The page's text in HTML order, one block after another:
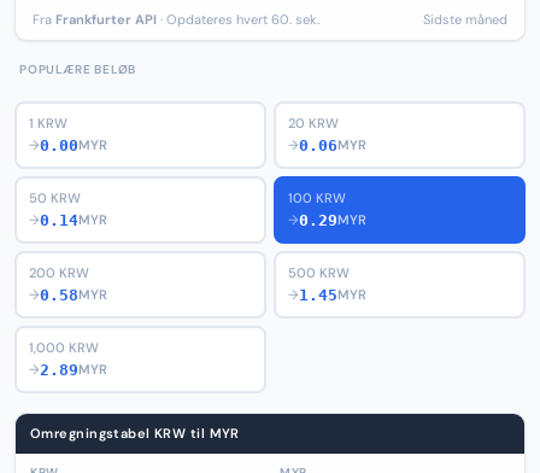
Fra Frankfurter API · Opdateres hvert 60. sek. Sidste måned
POPULÆRE BELØB
1 KRW
→0.00MYR
20 KRW
→0.06MYR
50 KRW
→0.14MYR
100 KRW
→0.29MYR
200 KRW
→0.58MYR
500 KRW
→1.45MYR
1,000 KRW
→2.89MYR
Omregningstabel KRW til MYR